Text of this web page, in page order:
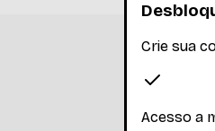
Crie sua
Acesso a